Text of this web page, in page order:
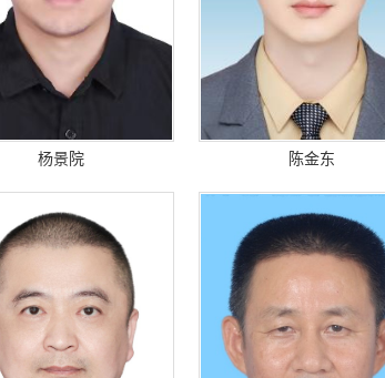
杨景院 陈金东